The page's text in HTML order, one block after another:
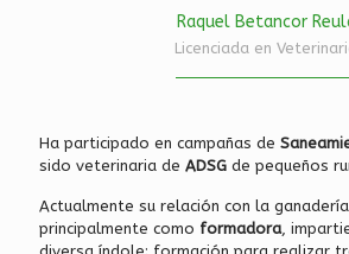
Raquel Betancor
Licenciada en
Ha participado en campañas de
sido veterinaria de ADSG de pequeños
Actualmente su relación con la
principalmente como formadora,